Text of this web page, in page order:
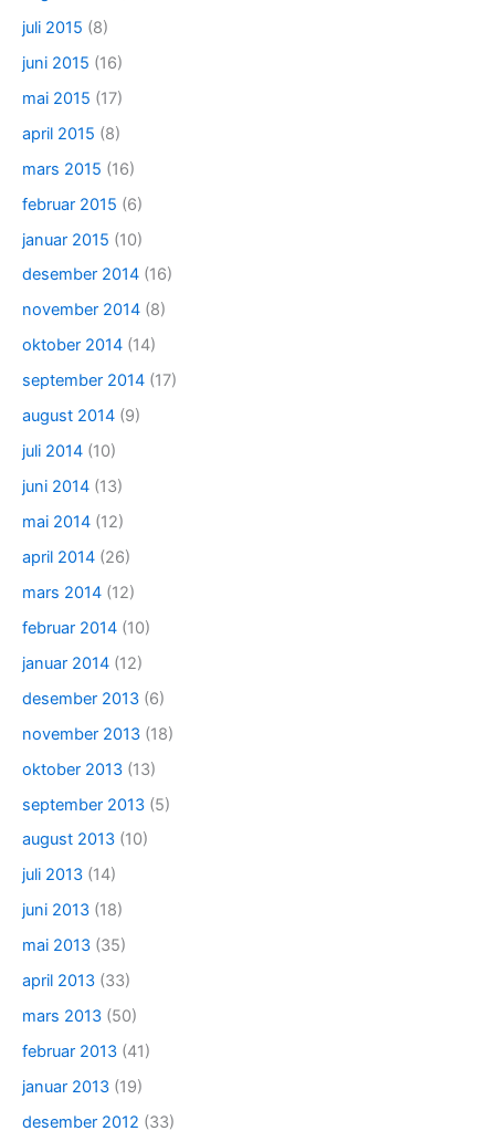
juli 2015 (8)
juni 2015 (16)
mai 2015 (17)
april 2015 (8)
mars 2015 (16)
februar 2015 (6)
januar 2015 (10)
desember 2014 (16)
november 2014 (8)
oktober 2014 (14)
september 2014 (17)
august 2014 (9)
juli 2014 (10)
juni 2014 (13)
mai 2014 (12)
april 2014 (26)
mars 2014 (12)
februar 2014 (10)
januar 2014 (12)
desember 2013 (6)
november 2013 (18)
oktober 2013 (13)
september 2013 (5)
august 2013 (10)
juli 2013 (14)
juni 2013 (18)
mai 2013 (35)
april 2013 (33)
mars 2013 (50)
februar 2013 (41)
januar 2013 (19)
desember 2012 (33)